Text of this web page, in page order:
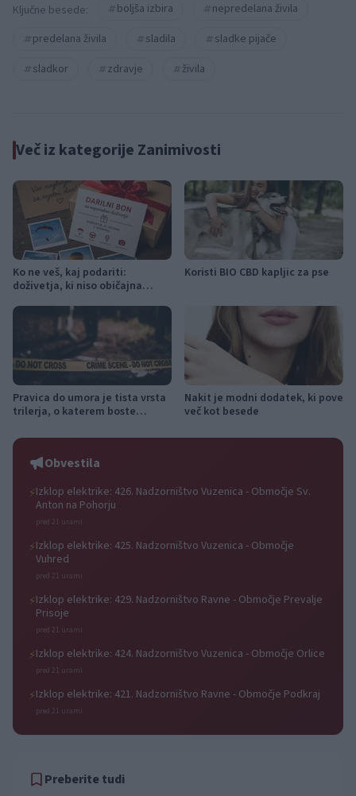
Ključne besede: boljša izbira
nepredelana živila
predelana živila
sladila
sladke pijače
sladkor
zdravje živila
Več iz kategorije Zanimivosti
Ko ne veš, kaj podariti:
doživetja, ki niso običajna
Koristi BIO CBD kapljic za pse
Pravica do umora je tista vrsta
trilerja, o katerem boste
Nakit je modni dodatek, ki pove
več kot besede
Obvestila
⚡Izklop elektrike: 426. Nadzorništvo Vuzenica - Območje Sv.
Anton na Pohorju
pred 21 urami
⚡Izklop elektrike: 425. Nadzorništvo Vuzenica - Območje
Vuhred
pred 21 urami
⚡Izklop elektrike: 429. Nadzorništvo Ravne - Območje Prevalje
Prisoje
pred 21 urami
⚡Izklop elektrike: 424. Nadzorništvo Vuzenica - Območje Orlice
pred 21 urami
⚡Izklop elektrike: 421. Nadzorništvo Ravne - Območje Podkraj
pred 21 urami
Preberite tudi